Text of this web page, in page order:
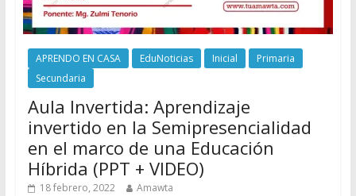
APRENDO EN CASA EduNoticias Inicial
Primaria
Secundaria
Aula Invertida: Aprendizaje
invertido en la Semipresencialidad
en el marco de una Educación
Híbrida (PPT + VIDEO)
18 febrero, 2022 Amawta